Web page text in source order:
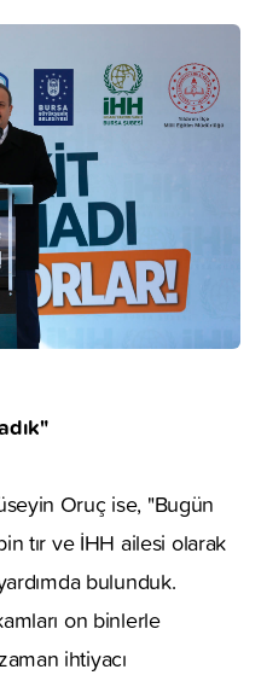
Oruç ise, "Bugün
tır ve İHH ailesi olarak
bulunduk.
on binlerle
ihtiyacı